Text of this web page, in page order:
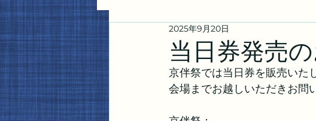
東京伴祭2023 告知
当日券発売
2025年9月20日
京伴祭では当日券を販売いた
会場までお越しいただきお問